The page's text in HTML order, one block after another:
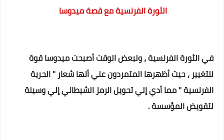
الثورة الفرنسية مع قصة ميدوسا
في الثورة الفرنسية ، ولبعض الوقت أصبحت ميدوسا قوة
للتغيير ، حيث أظهرها المتمردون علي أنها شعار " الحرية
الفرنسية " مما أدي إلي تحويل الرمز الشيطاني إلي وسيلة
لتقويض المؤسسة .